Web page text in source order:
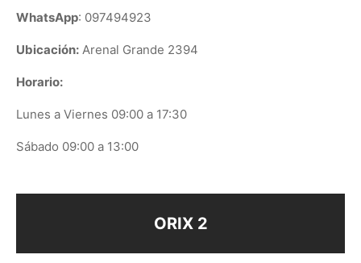
WhatsApp: 097494923
Ubicación: Arenal Grande 2394
Horario:
Lunes a Viernes 09:00 a 17:30
Sábado 09:00 a 13:00
ORIX 2